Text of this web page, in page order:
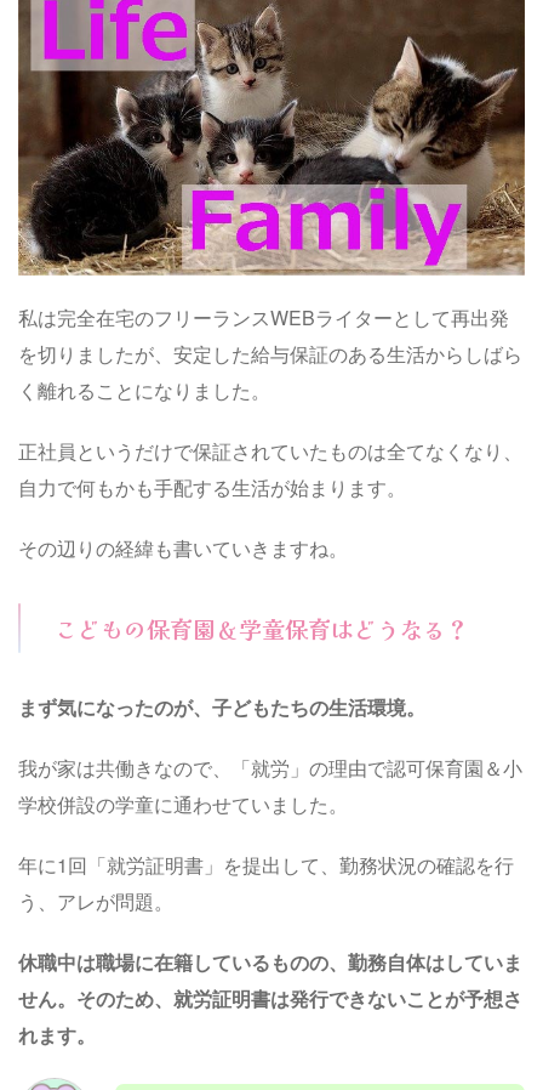
私は完全在宅のフリーランスWEBライターとして再出発
を切りましたが、安定した給与保証のある生活からしばら
く離れることになりました。
正社員というだけで保証されていたものは全てなくなり、
自力で何もかも手配する生活が始まります。
その辺りの経緯も書いていきますね。
こどもの保育園＆学童保育はどうなる？
まず気になったのが、子どもたちの生活環境。
我が家は共働きなので、「就労」の理由で認可保育園＆小
学校併設の学童に通わせていました。
年に1回「就労証明書」を提出して、勤務状況の確認を行
う、アレが問題。
休職中は職場に在籍しているものの、勤務自体はしていま
せん。そのため、 就労証明書は発行できないことが予想さ
れます。